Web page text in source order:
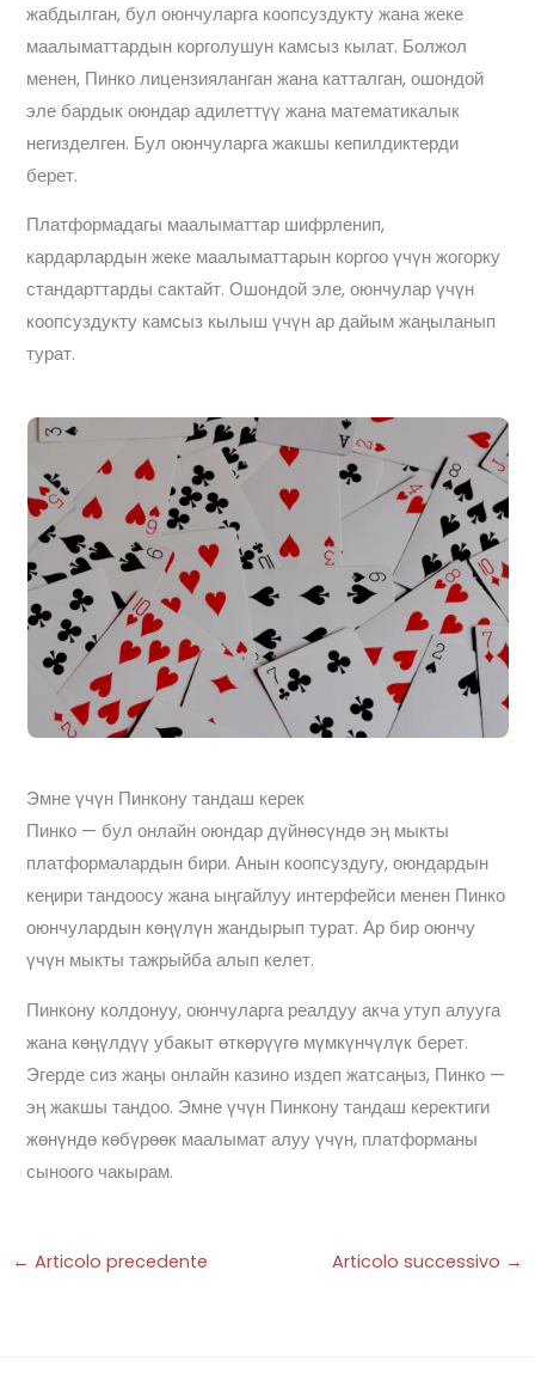
жабдылган, бул оюнчуларга коопсуздукту жана жеке
маалыматтардын корголушун камсыз кылат. Болжол
менен, Пинко лицензияланган жана катталган, ошондой
эле бардык оюндар адилеттүү жана математикалык
негизделген. Бул оюнчуларга жакшы кепилдиктерди
берет.
Платформадагы маалыматтар шифрленип,
кардарлардын жеке маалыматтарын коргоо үчүн жогорку
стандарттарды сактайт. Ошондой эле, оюнчулар үчүн
коопсуздукту камсыз кылыш үчүн ар дайым жаңыланып
турат.
Эмне үчүн Пинкону тандаш керек
Пинко — бул онлайн оюндар дүйнөсүндө эң мыкты
платформалардын бири. Анын коопсуздугу, оюндардын
кеңири тандоосу жана ыңгайлуу интерфейси менен Пинко
оюнчулардын көңүлүн жандырып турат. Ар бир оюнчу
үчүн мыкты тажрыйба алып келет.
Пинкону колдонуу, оюнчуларга реалдуу акча утуп алууга
жана көңүлдүү убакыт өткөрүүгө мүмкүнчүлүк берет.
Эгерде сиз жаңы онлайн казино издеп жатсаңыз, Пинко —
эң жакшы тандоо. Эмне үчүн Пинкону тандаш керектиги
жөнүндө көбүрөөк маалымат алуу үчүн, платформаны
сыноого чакырам.
← Articolo precedente Articolo successivo →